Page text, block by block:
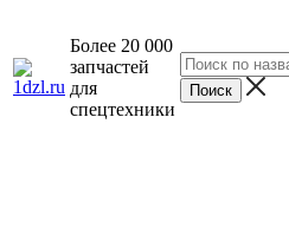
Более 20 000
запчастей
для
спецтехники